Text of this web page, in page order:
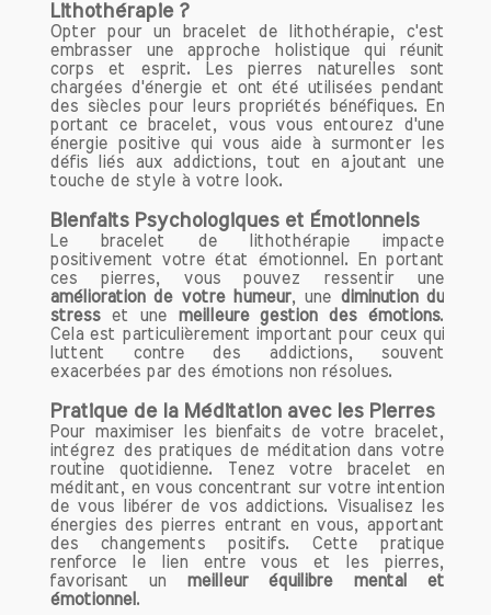
Lithothérapie ?
Opter pour un bracelet de lithothérapie, c'est
embrasser une approche holistique qui réunit
corps et esprit. Les pierres naturelles sont
chargées d'énergie et ont été utilisées pendant
des siècles pour leurs propriétés bénéfiques. En
portant ce bracelet, vous vous entourez d'une
énergie positive qui vous aide à surmonter les
défis liés aux addictions, tout en ajoutant une
touche de style à votre look.
Bienfaits Psychologiques et Émotionnels
Le bracelet de lithothérapie impacte
positivement votre état émotionnel. En portant
ces pierres, vous pouvez ressentir une
amélioration de votre humeur, une diminution du
stresset unemeilleure gestion des émotions.
Cela est particulièrement important pour ceux qui
luttent contre des addictions, souvent
exacerbées par des émotions non résolues.
Pratique de la Méditation avec les Pierres
Pour maximiser les bienfaits de votre bracelet,
intégrez des pratiques de méditation dans votre
routine quotidienne. Tenez votre bracelet en
méditant, en vous concentrant sur votre intention
de vous libérer de vos addictions. Visualisez les
énergies des pierres entrant en vous, apportant
des changements positifs. Cette pratique
renforce le lien entre vous et les pierres,
favorisant un meilleur équilibre mental et
émotionnel .